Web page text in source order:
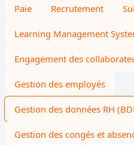
Paie Recrutement
Learning Management
Engagement des
Gestion des employés
Gestion des données RH
Gestion des congés et